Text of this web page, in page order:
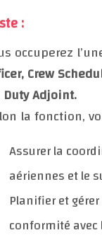
Poste :
Vous
Officer, Crew
On Duty Adjoint.
Selon la
Assurer la
aériennes
Planifier et
conformité